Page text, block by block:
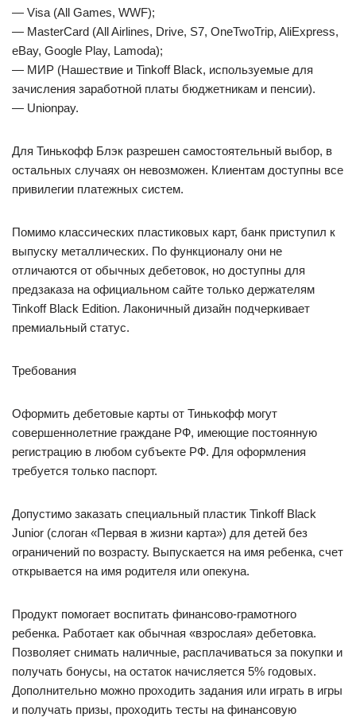
— Visa (All Games, WWF);
— MasterCard (All Airlines, Drive, S7, OneTwoTrip, AliExpress,
eBay, Google Play, Lamoda);
— МИР (Нашествие и Tinkoff Black, используемые для
зачисления заработной платы бюджетникам и пенсии).
— Unionpay.
Для Тинькофф Блэк разрешен самостоятельный выбор, в
остальных случаях он невозможен. Клиентам доступны все
привилегии платежных систем.
Помимо классических пластиковых карт, банк приступил к
выпуску металлических. По функционалу они не
отличаются от обычных дебетовок, но доступны для
предзаказа на официальном сайте только держателям
Tinkoff Black Edition. Лаконичный дизайн подчеркивает
премиальный статус.
Требования
Оформить дебетовые карты от Тинькофф могут
совершеннолетние граждане РФ, имеющие постоянную
регистрацию в любом субъекте РФ. Для оформления
требуется только паспорт.
Допустимо заказать специальный пластик Tinkoff Black
Junior (слоган «Первая в жизни карта») для детей без
ограничений по возрасту. Выпускается на имя ребенка, счет
открывается на имя родителя или опекуна.
Продукт помогает воспитать финансово-грамотного
ребенка. Работает как обычная «взрослая» дебетовка.
Позволяет снимать наличные, расплачиваться за покупки и
получать бонусы, на остаток начисляется 5% годовых.
Дополнительно можно проходить задания или играть в игры
и получать призы, проходить тесты на финансовую